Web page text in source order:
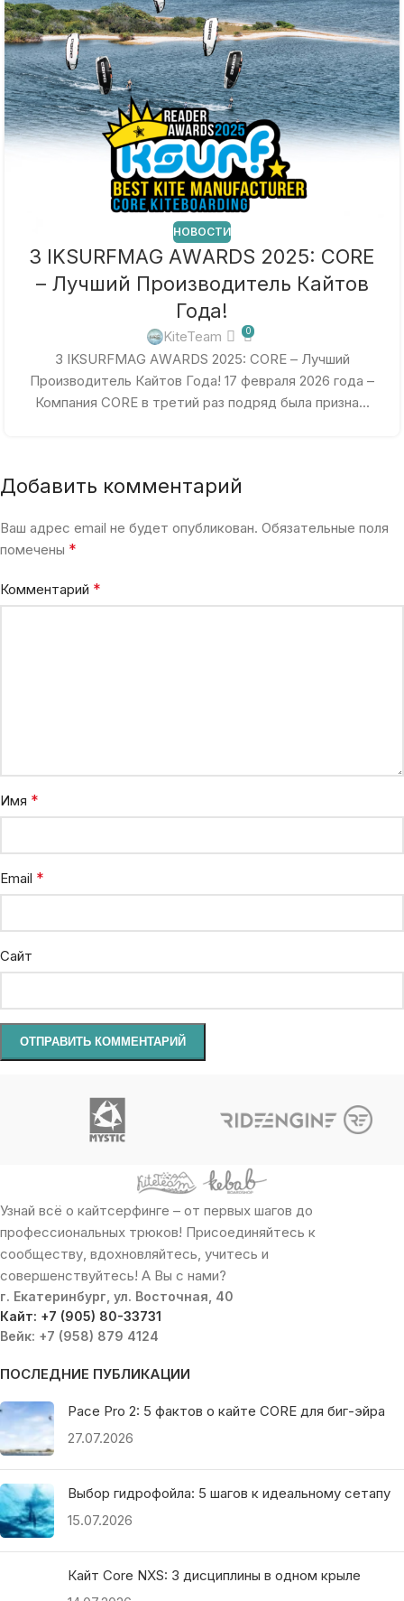
НОВОСТИ
3 IKSURFMAG AWARDS 2025: CORE
– Лучший Производитель Кайтов
Года!
KiteTeam 0
3 IKSURFMAG AWARDS 2025: CORE – Лучший
Производитель Кайтов Года! 17 февраля 2026 года –
Компания CORE в третий раз подряд была призна...
Добавить комментарий
Ваш адрес email не будет опубликован. Обязательные поля
помечены *
Комментарий *
Имя *
Email *
Сайт
Узнай всё о кайтсерфинге – от первых шагов до
профессиональных трюков! Присоединяйтесь к
сообществу, вдохновляйтесь, учитесь и
совершенствуйтесь! А Вы с нами?
г. Екатеринбург, ул. Восточная, 40
Кайт: +7 (905) 80-33731
Вейк: +7 (958) 879 4124
ПОСЛЕДНИЕ ПУБЛИКАЦИИ
Pace Pro 2: 5 фактов о кайте CORE для биг-эйра
27.07.2026
Выбор гидрофойла: 5 шагов к идеальному сетапу
15.07.2026
Кайт Core NXS: 3 дисциплины в одном крыле